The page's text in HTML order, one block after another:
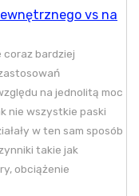
vs na
coraz bardziej
na jednolitą moc
nie wszystkie paski
w ten sam sposób
takie jak
obciążenie